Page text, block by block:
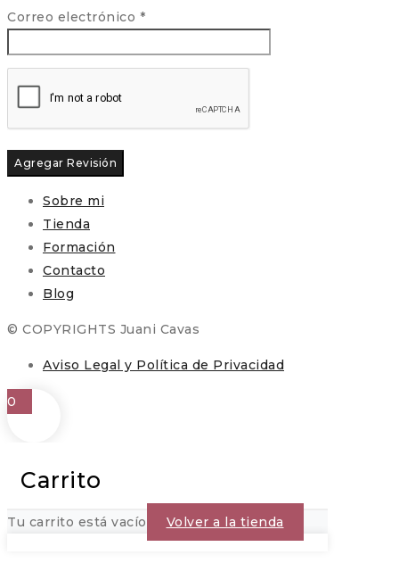
Correo electrónico *
Sobre mi
Tienda
Formación
Contacto
Blog
© COPYRIGHTS Juani Cavas
Aviso Legal y Política de Privacidad
0
Carrito
Tu carrito está vacío Volver a la tienda